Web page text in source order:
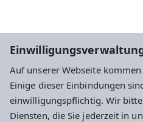
Auf unserer Webseite
Einige dieser Einbindungen
einwilligungspflichtig. Wir
Diensten, die Sie jederzeit in